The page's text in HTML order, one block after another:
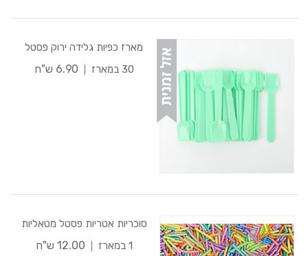
מארז כפיות גלידה ירוק פסטל
30 במארז
6.90 ש"ח
סוכריות אטריות פסטל מטאליות
1 במארז
12.00 ש"ח